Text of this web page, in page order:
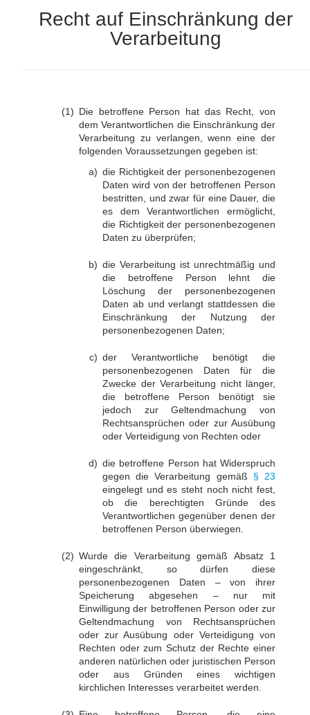
Recht auf Einschränkung der
Verarbeitung
Die betroffene Person hat das Recht, von
dem Verantwortlichen die Einschränkung der
Verarbeitung zu verlangen, wenn eine der
folgenden Voraussetzungen gegeben ist:
die Richtigkeit der personenbezogenen
Daten wird von der betroffenen Person
bestritten, und zwar für eine Dauer, die
es dem Verantwortlichen ermöglicht,
die Richtigkeit der personenbezogenen
Daten zu überprüfen;
die Verarbeitung ist unrechtmäßig und
die betroffene Person lehnt die
Löschung der personenbezogenen
Daten ab und verlangt stattdessen die
Einschränkung der Nutzung der
personenbezogenen Daten;
der Verantwortliche benötigt die
personenbezogenen Daten für die
Zwecke der Verarbeitung nicht länger,
die betroffene Person benötigt sie
jedoch zur Geltendmachung von
Rechtsansprüchen oder zur Ausübung
oder Verteidigung von Rechten oder
die betroffene Person hat Widerspruch
gegen die Verarbeitung gemäß § 23
eingelegt und es steht noch nicht fest,
ob die berechtigten Gründe des
Verantwortlichen gegenüber denen der
betroffenen Person überwiegen.
Wurde die Verarbeitung gemäß Absatz 1
eingeschränkt, so dürfen diese
personenbezogenen Daten – von ihrer
Speicherung abgesehen – nur mit
Einwilligung der betroffenen Person oder zur
Geltendmachung von Rechtsansprüchen
oder zur Ausübung oder Verteidigung von
Rechten oder zum Schutz der Rechte einer
anderen natürlichen oder juristischen Person
oder aus Gründen eines wichtigen
kirchlichen Interesses verarbeitet werden.